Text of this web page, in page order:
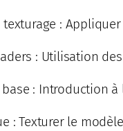
:
: Utilisation
base : Introduction
: Texturer le